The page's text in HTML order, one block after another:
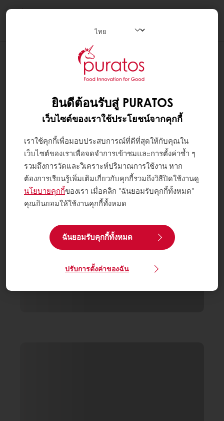
ยินดีต้อนรับสู่ PURATOS
เว็บไซต์ของเราใช้ประโยชน์จากคุกกี้
เราใช้คุกกี้เพื่อมอบประสบการณ์ที่ดีที่สุดให้กับคุณใน
เว็บไซต์ของเราเพื่อจดจำการเข้าชมและการตั้งค่าซ้ำ ๆ
รวมถึงการวัดและวิเคราะห์ปริมาณการใช้งาน หาก
ต้องการเรียนรู้เพิ่มเติมเกี่ยวกับคุกกี้รวมถึงวิธีปิดใช้งานดู
นโยบายคุกกี้ของเรา เมื่อคลิก "ฉันยอมรับคุกกี้ทั้งหมด"
คุณยินยอมให้ใช้งานคุกกี้ทั้งหมด
ฉันยอมรับคุกกี้ทั้งหมด
ปรับการตั้งค่าของฉัน